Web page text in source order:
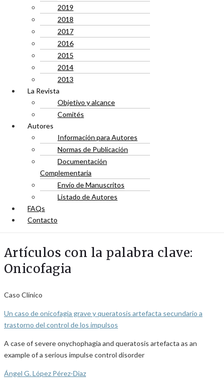
2019
2018
2017
2016
2015
2014
2013
La Revista
Objetivo y alcance
Comités
Autores
Información para Autores
Normas de Publicación
Documentación
Complementaria
Envío de Manuscritos
Listado de Autores
FAQs
Contacto
Artículos con la palabra clave:
Onicofagia
Caso Clínico
Un caso de onicofagia grave y queratosis artefacta secundario a
trastorno del control de los impulsos
A case of severe onychophagia and queratosis artefacta as an
example of a serious impulse control disorder
Ángel G. López Pérez-Diaz